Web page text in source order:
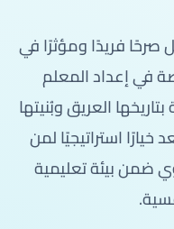
صرحًا فريدًا ومؤثرًا في
في إعداد المعلم
العريق وبُنيتها
خيارًا استراتيجيًا لمن
ضمن بيئة تعليمية